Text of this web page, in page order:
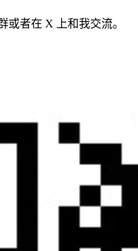
或者在 X 上和我交流。